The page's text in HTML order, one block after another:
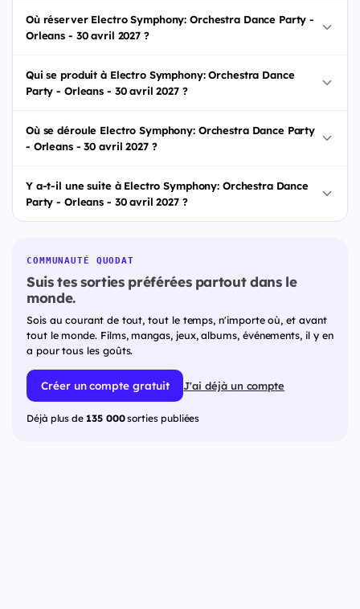
Où réserver Electro Symphony: Orchestra Dance Party -
Orleans - 30 avril 2027 ?
Qui se produit à Electro Symphony: Orchestra Dance
Party - Orleans - 30 avril 2027 ?
Où se déroule Electro Symphony: Orchestra Dance Party
- Orleans - 30 avril 2027 ?
Y a-t-il une suite à Electro Symphony: Orchestra Dance
Party - Orleans - 30 avril 2027 ?
COMMUNAUTÉ QUODAT
Suis tes sorties préférées partout dans le
monde.
Sois au courant de tout, tout le temps, n'importe où, et avant
tout le monde. Films, mangas, jeux, albums, événements, il y en
a pour tous les goûts.
Créer un compte gratuit J'ai déjà un compte
Déjà plus de 135 000sorties publiées